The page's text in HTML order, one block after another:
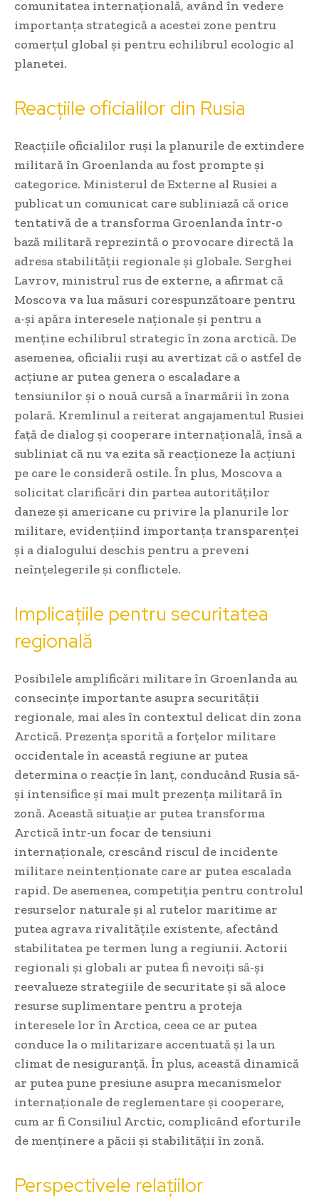
comunitatea internațională, având în vedere
importanța strategică a acestei zone pentru
comerțul global și pentru echilibrul ecologic al
planetei.
Reacțiile oficialilor din Rusia
Reacțiile oficialilor ruși la planurile de extindere
militară în Groenlanda au fost prompte și
categorice. Ministerul de Externe al Rusiei a
publicat un comunicat care subliniază că orice
tentativă de a transforma Groenlanda într-o
bază militară reprezintă o provocare directă la
adresa stabilității regionale și globale. Serghei
Lavrov, ministrul rus de externe, a afirmat că
Moscova va lua măsuri corespunzătoare pentru
a-și apăra interesele naționale și pentru a
menține echilibrul strategic în zona arctică. De
asemenea, oficialii ruși au avertizat că o astfel de
acțiune ar putea genera o escaladare a
tensiunilor și o nouă cursă a înarmării în zona
polară. Kremlinul a reiterat angajamentul Rusiei
față de dialog și cooperare internațională, însă a
subliniat că nu va ezita să reacționeze la acțiuni
pe care le consideră ostile. În plus, Moscova a
solicitat clarificări din partea autorităților
daneze și americane cu privire la planurile lor
militare, evidențiind importanța transparenței
și a dialogului deschis pentru a preveni
neînțelegerile și conflictele.
Implicațiile pentru securitatea
regională
Posibilele amplificări militare în Groenlanda au
consecințe importante asupra securității
regionale, mai ales în contextul delicat din zona
Arctică. Prezența sporită a forțelor militare
occidentale în această regiune ar putea
determina o reacție în lanț, conducând Rusia să-
și intensifice și mai mult prezența militară în
zonă. Această situație ar putea transforma
Arctică într-un focar de tensiuni
internaționale, crescând riscul de incidente
militare neintenționate care ar putea escalada
rapid. De asemenea, competiția pentru controlul
resurselor naturale și al rutelor maritime ar
putea agrava rivalitățile existente, afectând
stabilitatea pe termen lung a regiunii. Actorii
regionali și globali ar putea fi nevoiți să-și
reevalueze strategiile de securitate și să aloce
resurse suplimentare pentru a proteja
interesele lor în Arctica, ceea ce ar putea
conduce la o militarizare accentuată și la un
climat de nesiguranță. În plus, această dinamică
ar putea pune presiune asupra mecanismelor
internaționale de reglementare și cooperare,
cum ar fi Consiliul Arctic, complicând eforturile
de menținere a păcii și stabilității în zonă.
Perspectivele relațiilor